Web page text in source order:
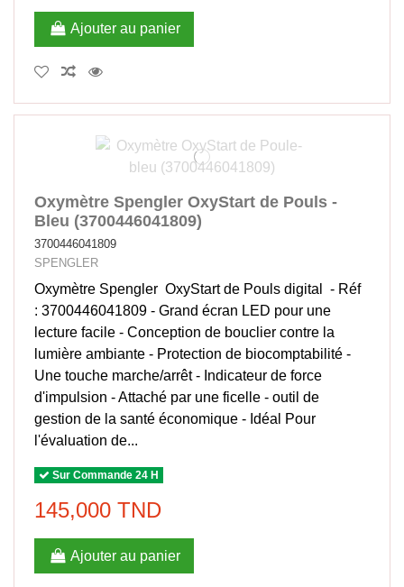
Ajouter au panier
Oxymètre Spengler OxyStart de Pouls -
Bleu (3700446041809)
3700446041809
SPENGLER
Oxymètre Spengler OxyStart de Pouls digital - Réf
: 3700446041809 - Grand écran LED pour une
lecture facile - Conception de bouclier contre la
lumière ambiante - Protection de biocomptabilité -
Une touche marche/arrêt - Indicateur de force
d'impulsion - Attaché par une ficelle - outil de
gestion de la santé économique - Idéal Pour
l'évaluation de...
Sur Commande 24 H
145,000 TND
Ajouter au panier